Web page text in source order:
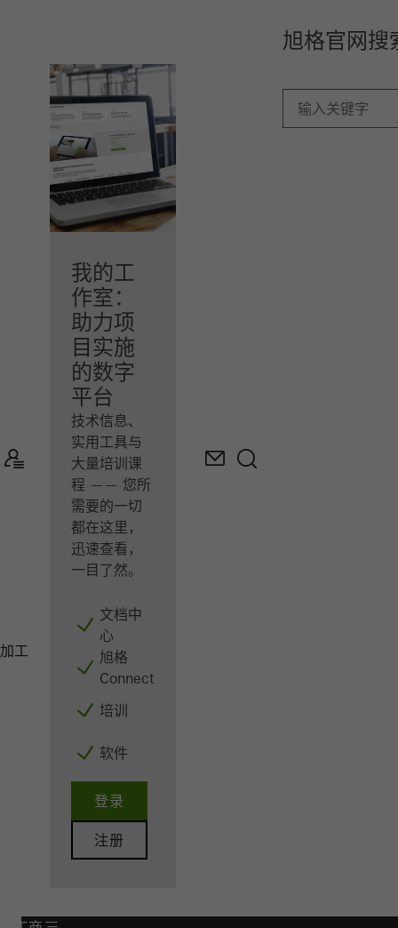
注册加工商
优势一览
了
解
“我
的
工
作
室”
我的工
作室：
助力项
目实施
的数字
平台
技术信息、
实用工具与
大量培训课
程 —— 您所
需要的一切
都在这里，
迅速查看，
一目了然。
文档中
心
旭格
Connect
培训
软件
登录
注册
旭格官网搜
加工商 阳台和护栏